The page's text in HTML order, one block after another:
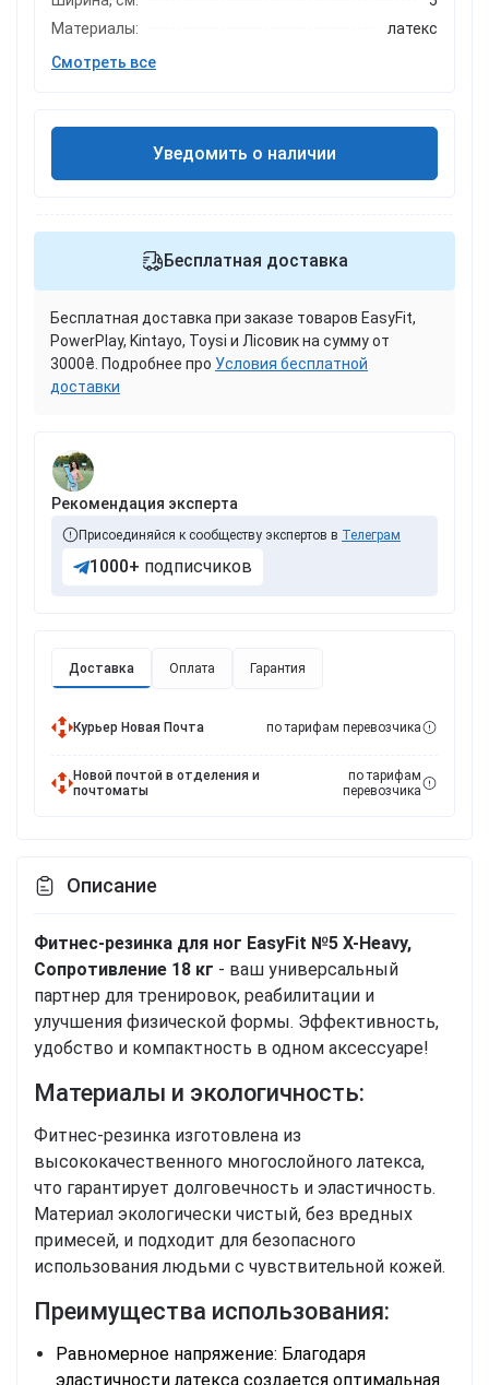
Материалы:
латекс
Смотреть все
Доставка Оплата Гарантия
Курьер Новая Почта по тарифам перевозчика
Новой почтой в отделения и
почтоматы
по тарифам
перевозчика
Уведомить о наличии
Бесплатная доставка
Бесплатная доставка при заказе товаров EasyFit,
PowerPlay, Kintayo, Toysi и Лісовик на сумму от
3000₴. Подробнее про Условия бесплатной
доставки
Рекомендация эксперта
Присоединяйся к сообществу экспертов в Телеграм
1000+ подписчиков
Описание
Фитнес-резинка для ног EasyFit №5 Х-Heavy,
Сопротивление 18 кг - ваш универсальный
партнер для тренировок, реабилитации и
улучшения физической формы. Эффективность,
удобство и компактность в одном аксессуаре!
Материалы и экологичность:
Фитнес-резинка изготовлена из
высококачественного многослойного латекса,
что гарантирует долговечность и эластичность.
Материал экологически чистый, без вредных
примесей, и подходит для безопасного
использования людьми с чувствительной кожей.
Преимущества использования:
Равномерное напряжение: Благодаря
эластичности латекса создается оптимальная